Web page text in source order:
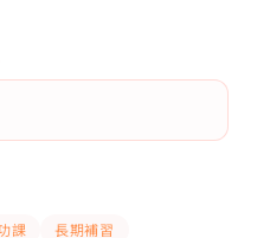
課 長期補習